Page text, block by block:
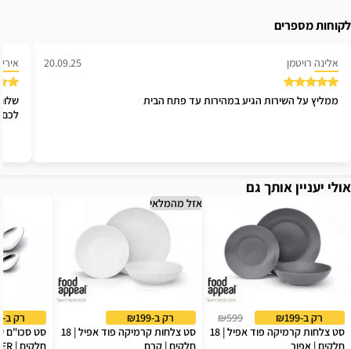
לקוחות מספרים
אלינה רויטמן 20.09.25
ממליץ על השירות הגיע במהירות עד פתח הבית
לכם
אולי יעניין אותך גם
רק ב-₪199
₪599
סט צלחות קרמיקה פוד אפיל | 18
אזל מהמלאי
רק ב-₪199
סט צלחות קרמיקה פוד אפיל | 18
רק ב-₪239